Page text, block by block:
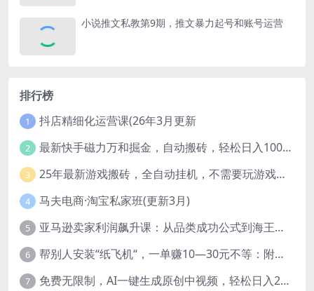
小说推文私教第9期，推文暴力起号和账号运营
排行榜
1 抖店精细化运营课(26年3月更新
2 最新快手磁力万和掘金，自动搬砖，轻松日入100-200，操作简单
3 25年最新游戏搬砖，全自动挂机，不需要玩游戏，单手机操作日入300+
4 马夫电商·淘宝私家班(更新3月)
5 亚马逊卖家利润飙升课：从品类成功公式到海王打法，让每个SKU都成爆款一路飙升(更新26年3月
6 帮别人安装“纸飞机“，一单赚10—30元不等：附：免费节点
7 免费无限制，AI一键生成原创中视频，轻松日入2000+，超简单，可矩阵，…